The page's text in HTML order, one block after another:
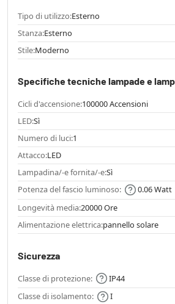
Tipo di utilizzo:Esterno
Stanza:Esterno
Stile:Moderno
Specifiche tecniche lampade e
Cicli d'accensione:100000 Accensioni
LED:Sì
Numero di luci:1
Attacco:LED
Lampadina/-e fornita/-e:Sì
Potenza del fascio luminoso:
0.06 Watt
Longevità media:20000 Ore
Alimentazione elettrica:pannello solare
Sicurezza
Classe di protezione:
IP44
Classe di isolamento:
I